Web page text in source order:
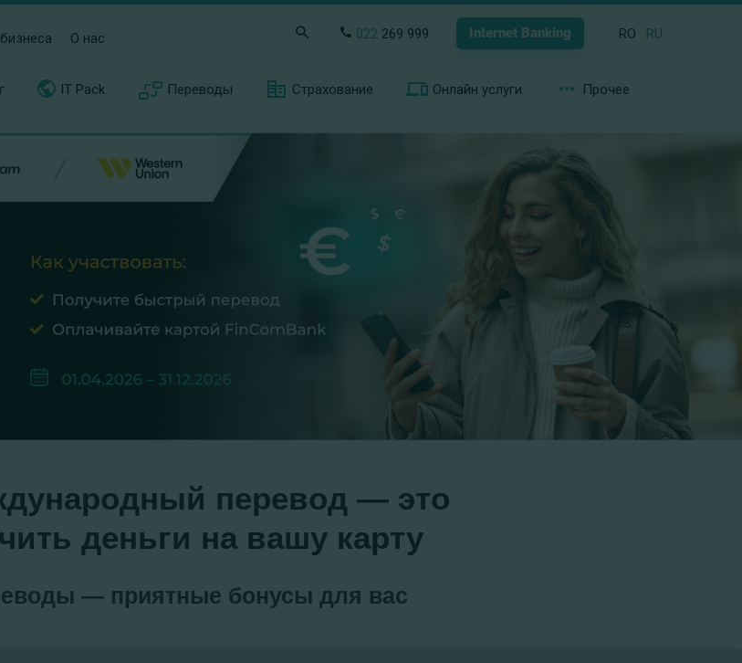
О нас 022 269 999 Internet Banking RO RU
IT Pack Переводы Страхование Онлайн услуги Прочее
перевод — это
деньги на вашу карту
— приятные бонусы для вас